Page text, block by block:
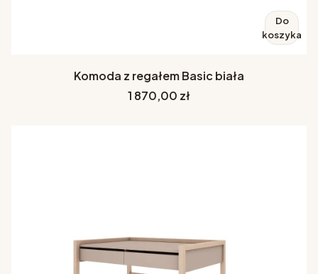
Do
koszyka
Komoda z regałem Basic biała
Cena
1 870,00 zł